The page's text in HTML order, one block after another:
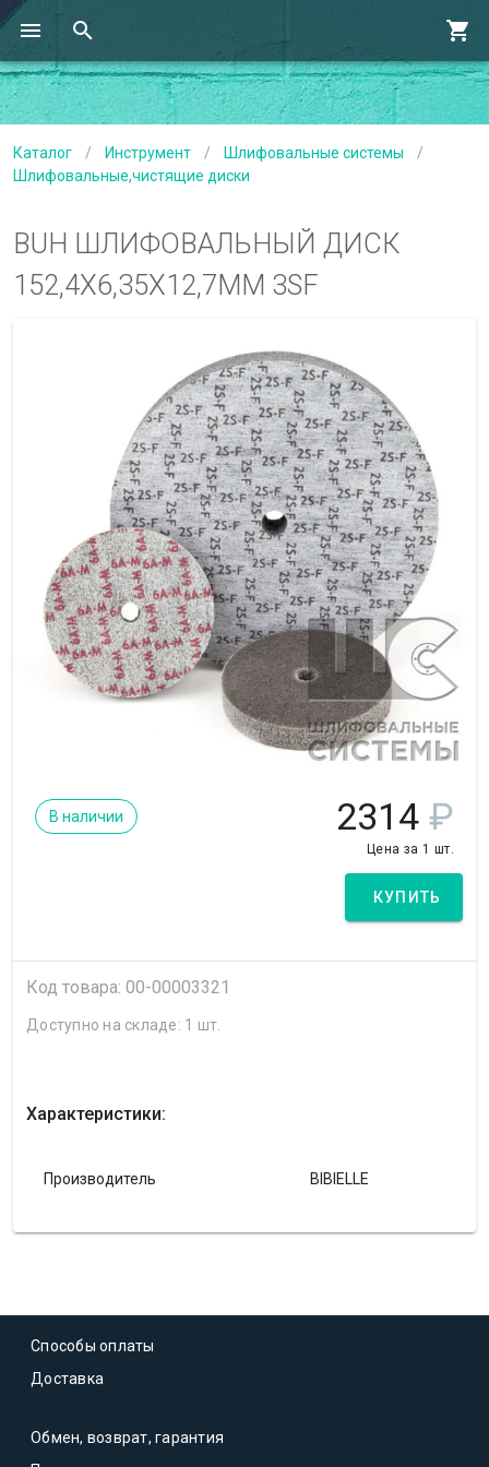
Каталог / Инструмент / Шлифовальные системы
/
Шлифовальные,чистящие диски
BUH ШЛИФОВАЛЬНЫЙ ДИСК
152,4Х6,35Х12,7ММ 3SF
В наличии 2314 ₽
Цена за 1 шт.
КУПИТЬ
Код товара: 00-00003321
Доступно на складе: 1 шт.
Характеристики:
Производитель BIBIELLE
Способы оплаты
Доставка
Обмен, возврат, гарантия